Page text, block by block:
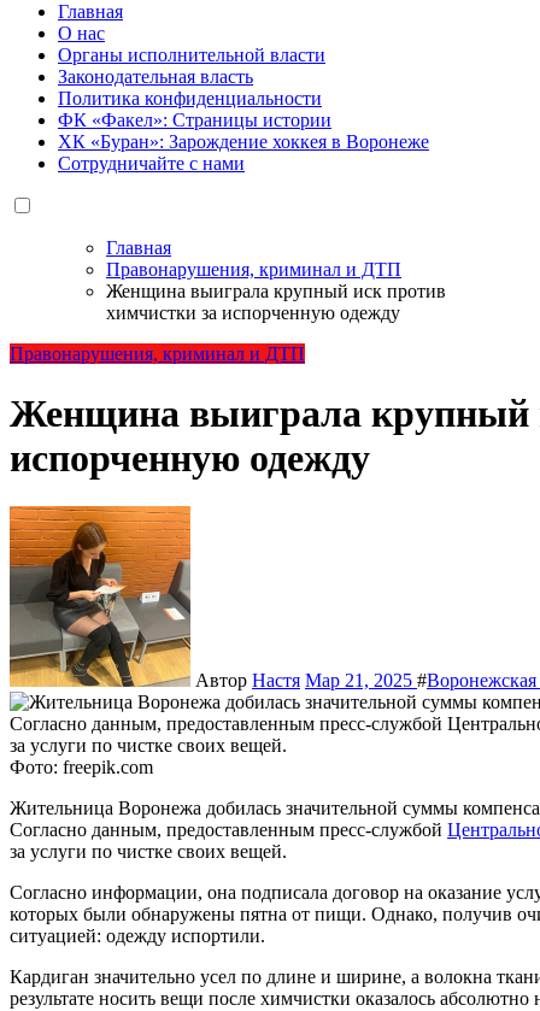
Главная
О нас
Органы исполнительной власти
Законодательная власть
Политика конфиденциальности
ФК «Факел»: Страницы истории
ХК «Буран»: Зарождение хоккея в Воронеже
Сотрудничайте с нами
Главная
Правонарушения, криминал и ДТП
Женщина выиграла крупный иск против
химчистки за испорченную одежду
Правонарушения, криминал и ДТП
Женщина выиграла крупный
испорченную одежду
Автор Настя Мар 21, 2025 #Воронежская
Фото: freepik.com
Жительница Воронежа добилась значительной суммы компенсации от местной химчистки за поврежденные вещи.
Согласно данным, предоставленным пресс-службой
за услуги по чистке своих вещей.
Согласно информации, она подписала договор на оказание
которых были обнаружены пятна от пищи. Однако, получив
ситуацией: одежду испортили.
Кардиган значительно усел по длине и ширине, а волокна
результате носить вещи после химчистки оказалось